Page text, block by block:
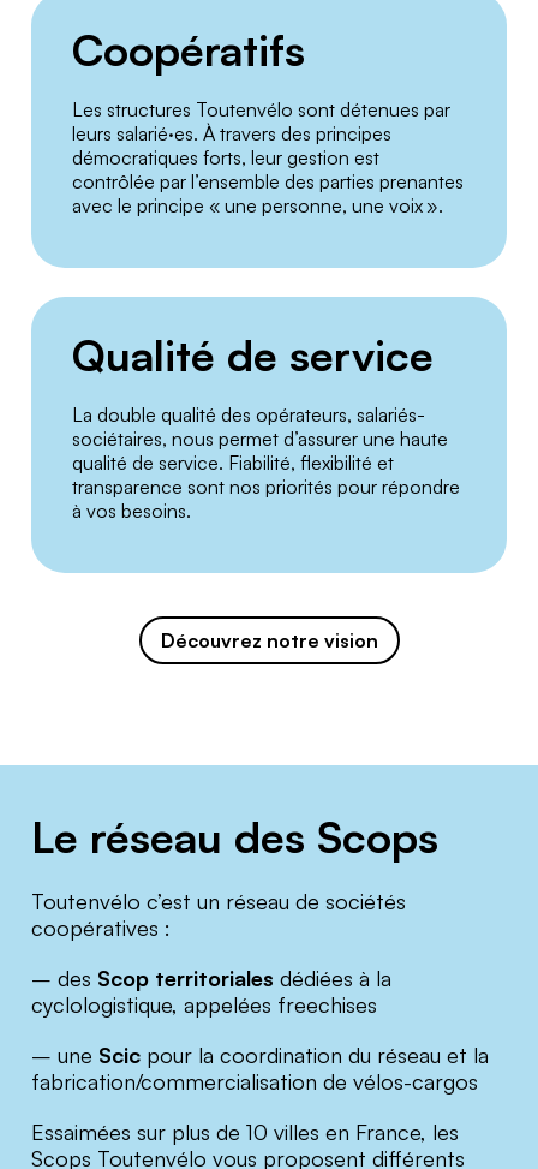
Coopératifs
Les structures Toutenvélo sont détenues par
leurs salarié·es. À travers des principes
démocratiques forts, leur gestion est
contrôlée par l’ensemble des parties prenantes
avec le principe « une personne, une voix ».
Qualité de service
La double qualité des opérateurs, salariés-
sociétaires, nous permet d’assurer une haute
qualité de service. Fiabilité, flexibilité et
transparence sont nos priorités pour répondre
à vos besoins.
Découvrez notre vision
Le réseau des Scops
Toutenvélo c’est un réseau de sociétés
coopératives :
– des Scop territoriales dédiées à la
cyclologistique, appelées freechises
– une Scic pour la coordination du réseau et la
fabrication/commercialisation de vélos-cargos
Essaimées sur plus de 10 villes en France, les
Scops Toutenvélo vous proposent différents